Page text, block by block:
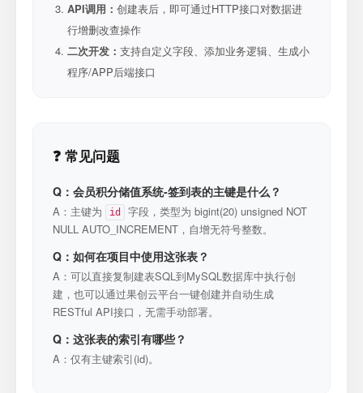
API调用： 创建表后，即可通过HTTP接口对数据进
行增删改查操作
二次开发： 支持自定义字段、添加业务逻辑、生成小
程序/APP后端接口
❓ 常见问题
Q：会员积分储值系统-签到表的主键是什么？
A：主键为 id
字段，类型为 bigint(20) unsigned NOT
NULL AUTO_INCREMENT，自增无符号整数。
Q：如何在项目中使用这张表？
A：可以直接复制建表SQL到MySQL数据库中执行创
建，也可以通过果创云平台一键创建并自动生成
RESTful API接口，无需手动部署。
Q：这张表的索引有哪些？
A：仅有主键索引(id)。